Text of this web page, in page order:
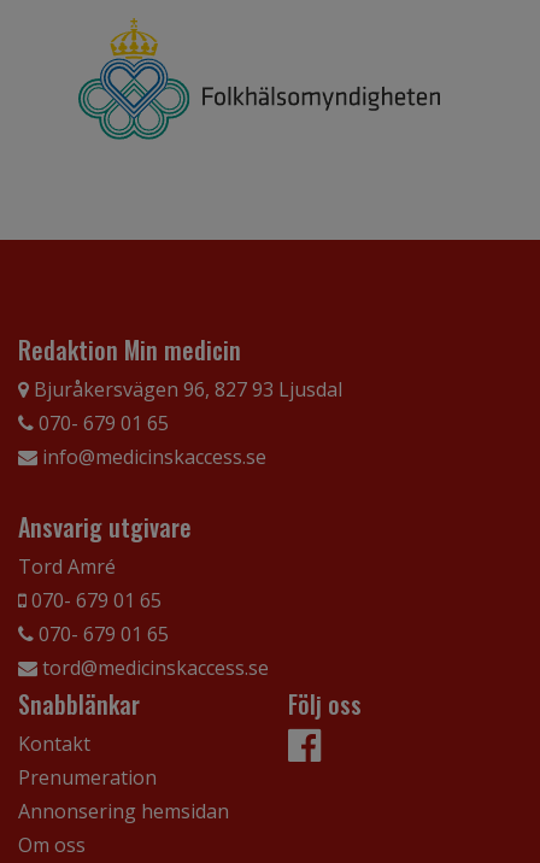
Redaktion Min medicin
Bjuråkersvägen 96, 827 93 Ljusdal
070- 679 01 65
info@medicinskaccess.se
Ansvarig utgivare
Tord Amré
070- 679 01 65
070- 679 01 65
tord@medicinskaccess.se
Snabblänkar
Kontakt
Prenumeration
Annonsering hemsidan
Om oss
Följ oss